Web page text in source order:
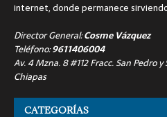
internet, donde permanece
Director General:Cosme Vázquez
Teléfono:9611406004
Av. 4 Mzna. 8 #112 Fracc. San Pedro
Chiapas
CATEGORÍAS